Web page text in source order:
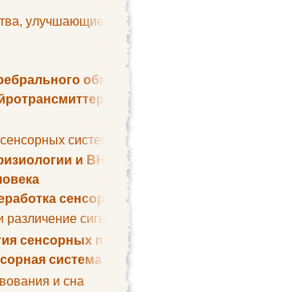
улучшающие умственные способности
обмена веществ
систем
и ВНД
сенсорных сигналов
сигналов. Сенсорная рецепция
сенсорных процессов
система
и сна